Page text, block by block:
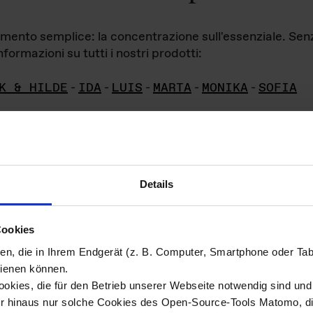
Details
die in Ihrem Endgerät (z. B. Computer, Smartphone oder
können.
die für den Betrieb unserer Webseite notwendig sind
hinaus nur solche Cookies des Open-Source-Tools Matomo,
semplice: la concentrazione sull'essenziale.
su tutti i nostri prodotti:
& HILDE - IDA - LUIS - MARTA - MONIKA - SOFIA
di
materiale fotografico sono detenuti daDas ganze